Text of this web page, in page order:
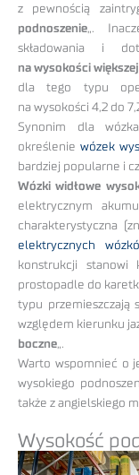
z pewnością
podnoszenie„.
składowania i
na wysokości
dla tego typu
na wysokości 4,2 do
Synonim dla
określenie wózek
bardziej popularne i
Wózki widłowe
elektrycznym
charakterystyczna
elektrycznych
konstrukcji stanowi
prostopadle do
typu przemieszczają
względem kierunku
boczne„.
Warto wspomnieć o
wysokiego
także z angielskiego
Wysokość